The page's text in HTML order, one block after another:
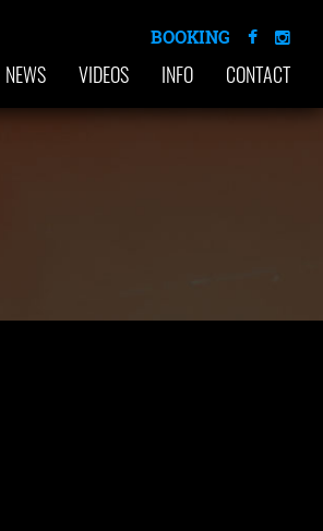
BOOKING
NEWS VIDEOS INFO CONTACT